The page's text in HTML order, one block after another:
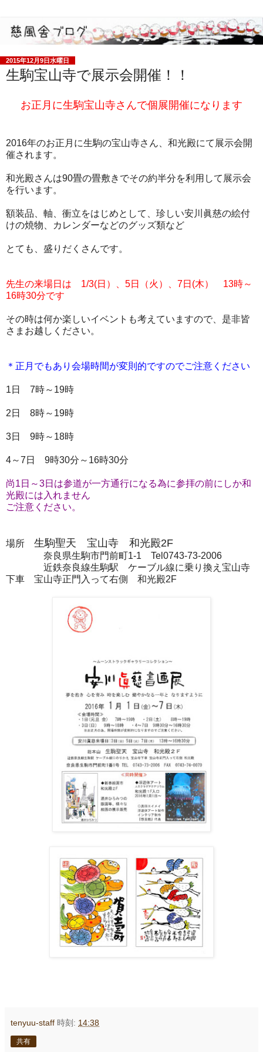
2015年12月9日水曜日
生駒宝山寺で展示会開催！！
お正月に生駒宝山寺さんで個展開催になります
2016年のお正月に生駒の宝山寺さん、和光殿にて展示会開
催されます。
和光殿さんは90畳の畳敷きでその約半分を利用して展示会
を行います。
額装品、軸、衝立をはじめとして、珍しい安川眞慈の絵付
けの焼物、カレンダーなどのグッズ類など
とても、盛りだくさんです。
先生の来場日は 1/3(日）、5日（火）、7日(木） 13時～
16時30分です
その時は何か楽しいイベントも考えていますので、是非皆
さまお越しください。
＊正月でもあり会場時間が変則的ですのでご注意ください
1日 7時～19時
2日 8時～19時
3日 9時～18時
4～7日 9時30分～16時30分
尚1日～3日は参道が一方通行になる為に参拝の前にしか和
光殿には入れません
ご注意ください。
場所 生駒聖天 宝山寺 和光殿2F
奈良県生駒市門前町1-1 Tel0743-73-2006
近鉄奈良線生駒駅 ケーブル線に乗り換え宝山寺
下車 宝山寺正門入って右側 和光殿2F
tenyuu-staff 時刻: 14:38
共有